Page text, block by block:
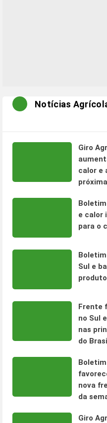
Notícias
Giro
calor e
e calor
para o
Sul e
Frente
no Sul
nas
do
nova
da
Giro